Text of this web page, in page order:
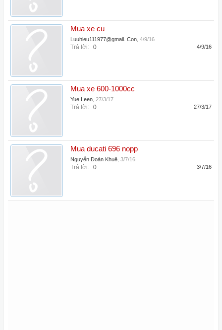
Mua xe cu
Luuhieu111977@gmail. Con 4/9/16
Trả lời: 0 4/9/16
Mua xe 600-1000cc
Yue Leen 27/3/17
Trả lời: 0 27/3/17
Mua ducati 696 nopp
Nguyễn Đoàn Khuê 3/7/16
Trả lời: 0 3/7/16